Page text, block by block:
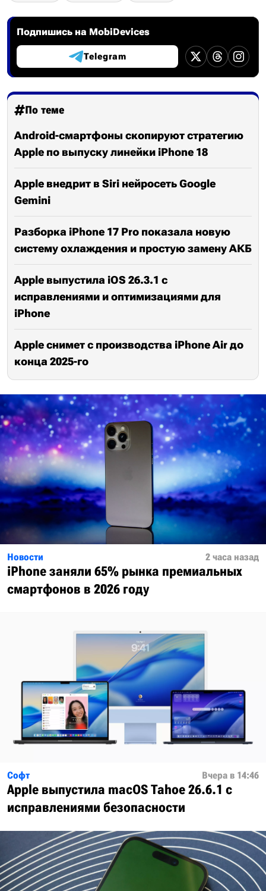
Подпишись на MobiDevices
Telegram
По теме
Android-смартфоны скопируют стратегию
Apple по выпуску линейки iPhone 18
Apple внедрит в Siri нейросеть Google
Gemini
Разборка iPhone 17 Pro показала новую
систему охлаждения и простую замену АКБ
Apple выпустила iOS 26.3.1 с
исправлениями и оптимизациями для
iPhone
Apple снимет с производства iPhone Air до
конца 2025-го
Новости 2 часа назад
iPhone заняли 65% рынка премиальных
смартфонов в 2026 году
Софт Вчера в 14:46
Apple выпустила macOS Tahoe 26.6.1 с
исправлениями безопасности